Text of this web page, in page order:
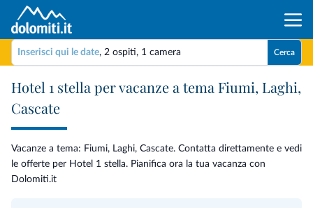
Inserisci qui le date, 2 ospiti, 1 camera Cerca
Hotel 1 stella per vacanze a tema Fiumi, Laghi,
Cascate
Vacanze a tema: Fiumi, Laghi, Cascate. Contatta direttamente e vedi
le offerte per Hotel 1 stella. Pianifica ora la tua vacanza con
Dolomiti.it